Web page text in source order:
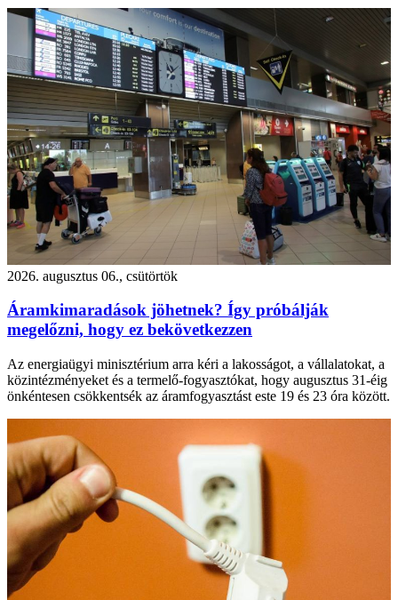
2026. augusztus 06., csütörtök
Áramkimaradások jöhetnek? Így próbálják
megelőzni, hogy ez bekövetkezzen
Az energiaügyi minisztérium arra kéri a lakosságot, a vállalatokat, a
közintézményeket és a termelő-fogyasztókat, hogy augusztus 31-éig
önkéntesen csökkentsék az áramfogyasztást este 19 és 23 óra között.